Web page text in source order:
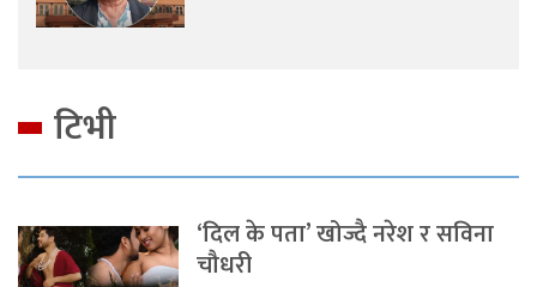
टिभी
‘दिल के पता’ खोज्दै नरेश र सविना
चौधरी